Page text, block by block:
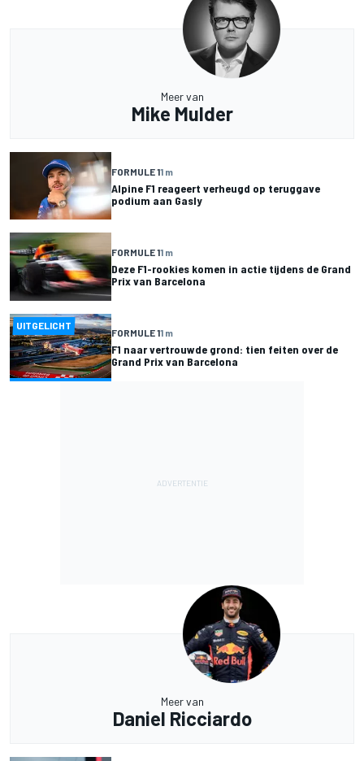
Meer van
Mike Mulder
FORMULE 11 m
Alpine F1 reageert verheugd op teruggave
podium aan Gasly
FORMULE 11 m
Deze F1-rookies komen in actie tijdens de Grand
Prix van Barcelona
UITGELICHT
FORMULE 11 m
F1 naar vertrouwde grond: tien feiten over de
Grand Prix van Barcelona
Meer van
Daniel Ricciardo